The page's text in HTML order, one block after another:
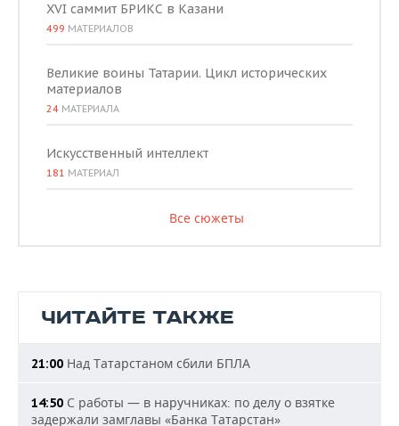
XVI саммит БРИКС в Казани
499 МАТЕРИАЛОВ
Великие воины Татарии. Цикл исторических
материалов
24 МАТЕРИАЛА
Искусственный интеллект
181 МАТЕРИАЛ
Все сюжеты
ЧИТАЙТЕ ТАКЖЕ
21:00 Над Татарстаном сбили БПЛА
14:50 С работы — в наручниках: по делу о взятке
задержали замглавы «Банка Татарстан»